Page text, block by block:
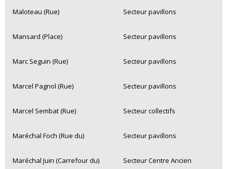
Maloteau (Rue) Secteur pavillons
Mansard (Place) Secteur pavillons
Marc Seguin (Rue) Secteur pavillons
Marcel Pagnol (Rue) Secteur pavillons
Marcel Sembat (Rue) Secteur collectifs
Maréchal Foch (Rue du) Secteur pavillons
Maréchal Juin (Carrefour du) Secteur Centre Ancien